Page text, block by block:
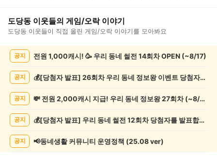
도당동 이웃들의 게임/오락이야기
도당동 이웃들이 직접 올린 게임/오락 이야기를 모아봐요
록
공지 전원 1,000캐시! 🥳 우리 동네 썰전 14회차 OPEN (~8/17)
공지 💰[당첨자 발표] 26회차 우리 동네 정보왕 이벤트 당첨자를 발표합니다!
공지 💸 전원 2,000캐시 지급! 우리 동네 정보왕 27회차 (~8/10)
공지 💰[당첨자 발표] 우리 동네 썰전 12회차 당첨자를 발표합니다!
공지 📢동네생활 커뮤니티 운영정책 (25.08 ver)